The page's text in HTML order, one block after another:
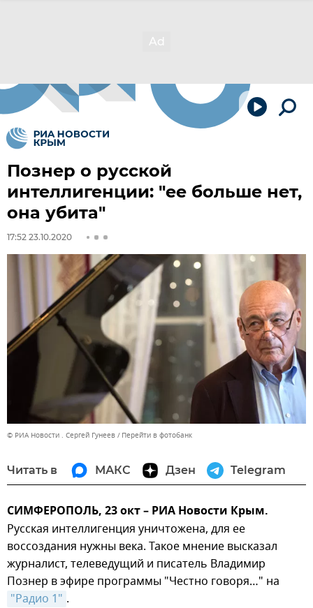
Познер о русской
интеллигенции: "ее больше нет,
она убита"
17:52 23.10.2020
© РИА Новости . Сергей Гунеев Перейти в фотобанк
Читать в МАКС Дзен Telegram
СИМФЕРОПОЛЬ, 23 окт – РИА Новости Крым.
Русская интеллигенция уничтожена, для ее
воссоздания нужны века. Такое мнение высказал
журналист, телеведущий и писатель Владимир
Познер в эфире программы "Честно говоря…" на
"Радио 1" .